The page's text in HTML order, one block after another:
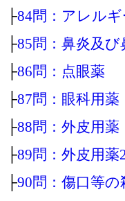
├84問：アレルギ
├85問：鼻炎及び
├86問：点眼薬
├87問：眼科用薬
├88問：外皮用薬
├89問：外皮用薬
├90問：傷口等の